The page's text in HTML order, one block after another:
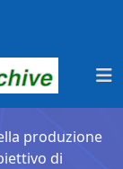
produzione
di